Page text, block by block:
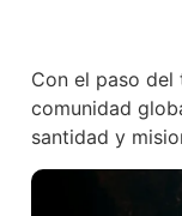
Con el paso del
comunidad
santidad y